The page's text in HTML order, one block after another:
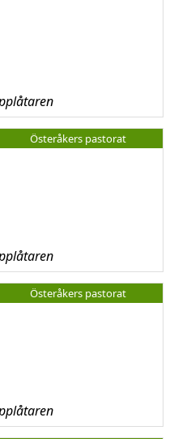
Österåkers pastorat
Österåkers pastorat